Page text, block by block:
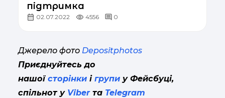
підтримка
02.07.2022 4556 0
Джерело фото Depositphotos
Приєднуйтесь до
нашої сторінки і групи у Фейсбуці,
спільнот у Viberта Telegram